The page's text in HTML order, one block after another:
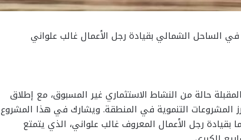
الساحل الشمالي بقيادة رجل الأعمال غالب علواني
حالة من النشاط الاستثماري غير المسبوق، مع إطلاق
المشروعات التنموية في المنطقة. ويشارك في هذا المشروع
رجل الأعمال المعروف غالب علواني، الذي يتمتع